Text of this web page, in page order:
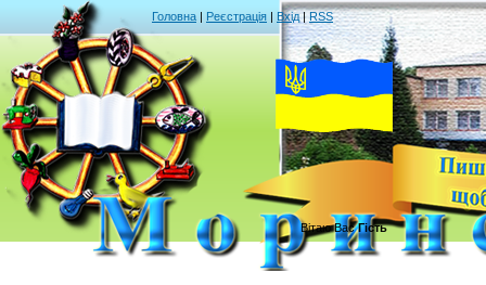
Головна | Реєстрація | Вхід| RSS
Вітаю Вас Гість